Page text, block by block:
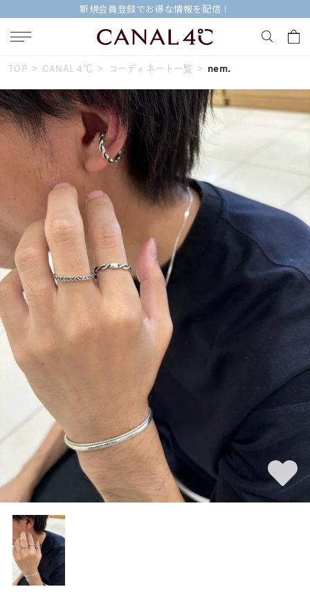
新規会員登録でお得な情報を配信！
キーワードで検索する
人気検索キーワード
#summer #ペア #ダイヤモンド ネックレス
#エタニティ #くまのプーさん
ブランド Canal４℃
カテゴリー
カラー
誕生石
モチーフ
石の色
ファッションテイス
ト
TOP CANAL４℃ コーディネート一覧 nem.